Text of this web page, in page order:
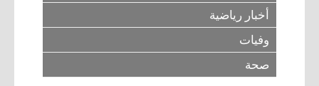
أخبار رياضية
وفيات
صحة